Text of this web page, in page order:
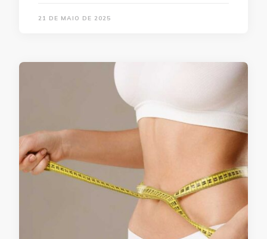
21 DE MAIO DE 2025